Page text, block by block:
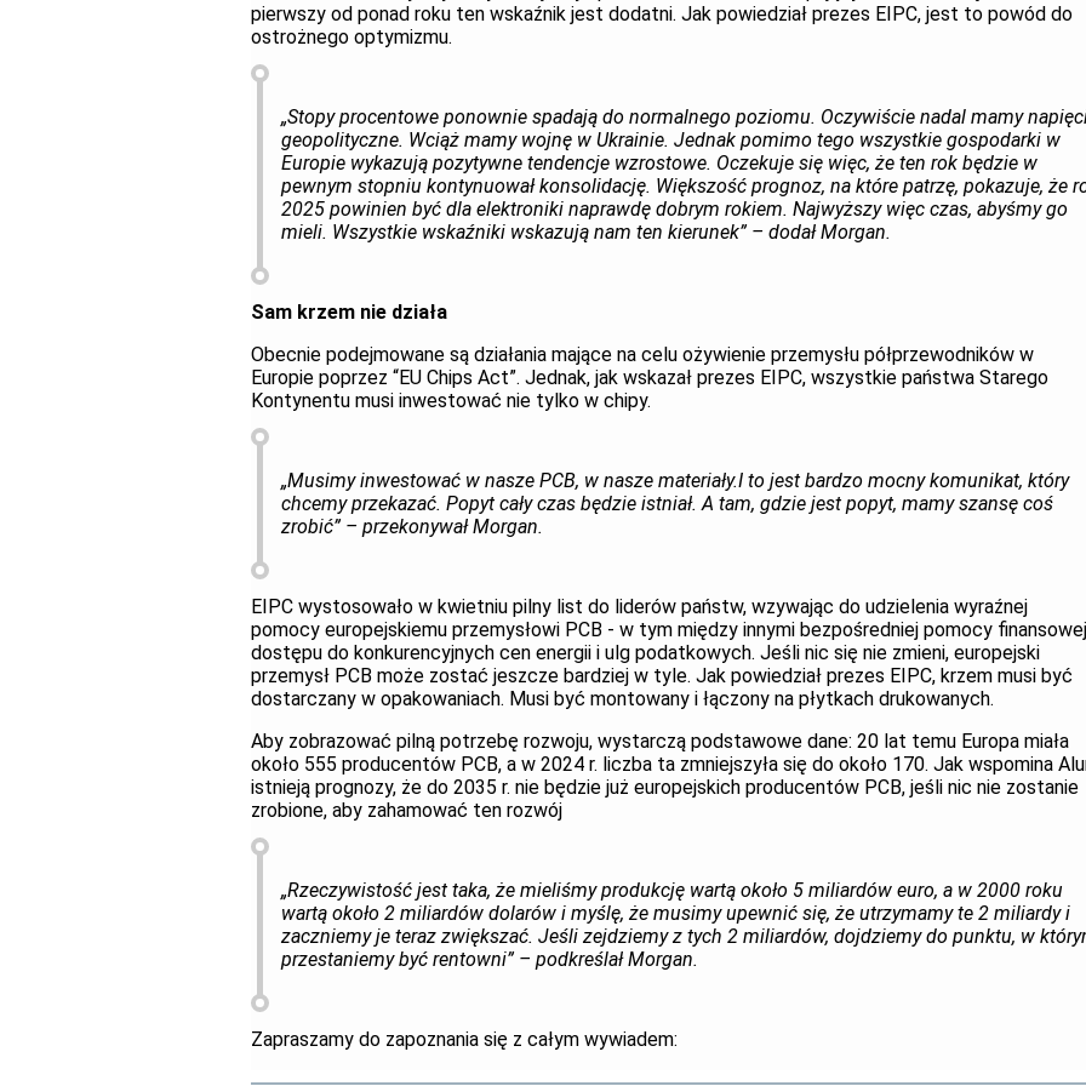
pierwszy od ponad roku ten wskaźnik jest dodatni. Jak powiedział prezes EIPC, jest to powód do
ostrożnego optymizmu.
„Stopy procentowe ponownie spadają do normalnego poziomu. Oczywiście nadal mamy
geopolityczne. Wciąż mamy wojnę w Ukrainie. Jednak pomimo tego wszystkie gospodarki w
Europie wykazują pozytywne tendencje wzrostowe. Oczekuje się więc, że ten rok będzie w
pewnym stopniu kontynuował konsolidację. Większość prognoz, na które patrzę, pokazuje, że
2025 powinien być dla elektroniki naprawdę dobrym rokiem. Najwyższy więc czas, abyśmy go
mieli. Wszystkie wskaźniki wskazują nam ten kierunek” – dodał Morgan.
Sam krzem nie działa
Obecnie podejmowane są działania mające na celu ożywienie przemysłu półprzewodników w
Europie poprzez “EU Chips Act”. Jednak, jak wskazał prezes EIPC, wszystkie państwa Starego
Kontynentu musi inwestować nie tylko w chipy.
„Musimy inwestować w nasze PCB, w nasze materiały.I to jest bardzo mocny komunikat, który
chcemy przekazać. Popyt cały czas będzie istniał. A tam, gdzie jest popyt, mamy szansę coś
zrobić” – przekonywał Morgan.
EIPC wystosowało w kwietniu pilny list do liderów państw, wzywając do udzielenia wyraźnej
pomocy europejskiemu przemysłowi PCB - w tym między innymi bezpośredniej pomocy
dostępu do konkurencyjnych cen energii i ulg podatkowych. Jeśli nic się nie zmieni, europejski
przemysł PCB może zostać jeszcze bardziej w tyle. Jak powiedział prezes EIPC, krzem musi być
dostarczany w opakowaniach. Musi być montowany i łączony na płytkach drukowanych.
Aby zobrazować pilną potrzebę rozwoju, wystarczą podstawowe dane: 20 lat temu Europa miała
około 555 producentów PCB, a w 2024 r. liczba ta zmniejszyła się do około 170. Jak wspomina
istnieją prognozy, że do 2035 r. nie będzie już europejskich producentów PCB, jeśli nic nie zostanie
zrobione, aby zahamować ten rozwój
„Rzeczywistość jest taka, że mieliśmy produkcję wartą około 5 miliardów euro, a w 2000 roku
wartą około 2 miliardów dolarów i myślę, że musimy upewnić się, że utrzymamy te 2 miliardy i
zaczniemy je teraz zwiększać. Jeśli zejdziemy z tych 2 miliardów, dojdziemy do punktu, w
przestaniemy być rentowni” – podkreślał Morgan.
Zapraszamy do zapoznania się z całym wywiadem: